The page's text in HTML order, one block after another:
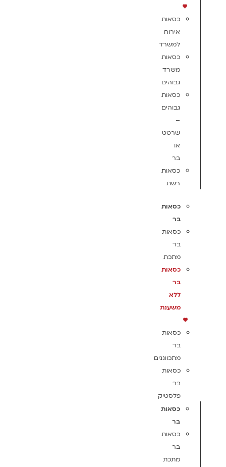
כסאות
אירוח
למשרד
כסאות
משרד
גבוהים
כסאות
גבוהים
–
שרטט
או
בר
כסאות
רשת
כסאות
בר
כסאות
בר
מתכת
כסאות
בר
ללא
משענת
כסאות
בר
מתכווננים
כסאות
בר
פלסטיק
כסאות
בר
כסאות
בר
מתכת